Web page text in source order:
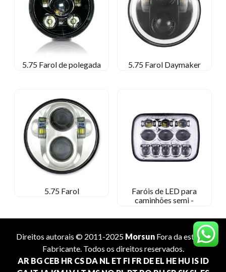
5.75 Farol de polegada 5.75 Farol Daymaker
5.75 Farol
Faróis de LED para
caminhões semi -
Direitos autorais © 2011-2025 Morsun Fora da estrada
Fabricante. Todos os direitos reservados.
AR BG CEB HR CS DA NL ET FI FR DE EL HE HU IS ID